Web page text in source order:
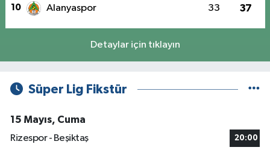
10 Alanyaspor 33 37
Detaylar için tıklayın
Süper Lig Fikstür
15 Mayıs, Cuma
Rizespor - Beşiktaş
20:00